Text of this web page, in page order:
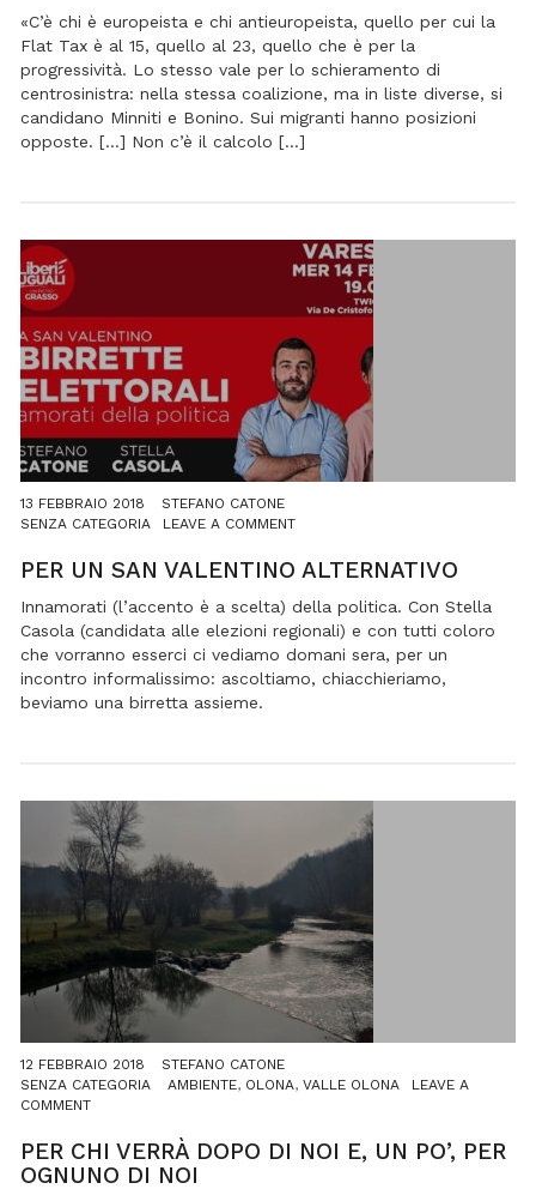
INTERVISTA
A
LUINO
NOTIZIE
«C’è chi è europeista e chi antieuropeista, quello per cui la
Flat Tax è al 15, quello al 23, quello che è per la
progressività. Lo stesso vale per lo schieramento di
centrosinistra: nella stessa coalizione, ma in liste diverse, si
candidano Minniti e Bonino. Sui migranti hanno posizioni
opposte. […] Non c’è il calcolo […]
13 FEBBRAIO 2018
STEFANO CATONE
SENZA CATEGORIA
LEAVE A COMMENTON
UN
SAN
VALENTINO
ALTERNATIVO
PER UN SAN VALENTINO ALTERNATIVO
Innamorati (l’accento è a scelta) della politica. Con Stella
Casola (candidata alle elezioni regionali) e con tutti coloro
che vorranno esserci ci vediamo domani sera, per un
incontro informalissimo: ascoltiamo, chiacchieriamo,
beviamo una birretta assieme.
12 FEBBRAIO 2018
STEFANO CATONE
SENZA CATEGORIA
AMBIENTE, OLONA,VALLE OLONA
LEAVE A
COMMENTON
CHI
VERRÀ
DOPO
PER CHI VERRÀ DOPO DI NOI E, UN PO’, PER
OGNUNO DI NOI